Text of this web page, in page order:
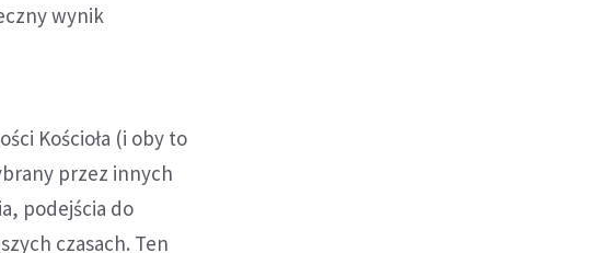
wynik
Kościoła (i oby to
przez innych
podejścia do
czasach. Ten